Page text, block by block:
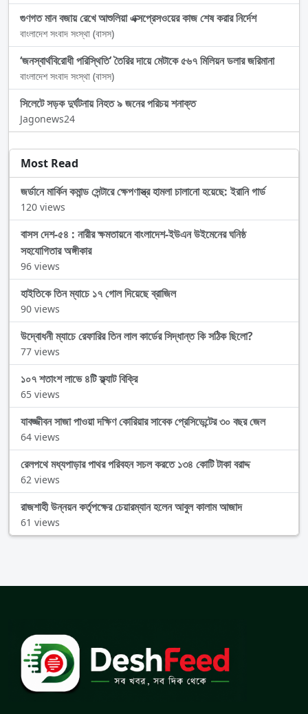
গুণগত মান বজায় রেখে আশুলিয়া এক্সপ্রেসওয়ের কাজ শেষ করার নির্দেশ
বাংলাদেশ সংবাদ সংস্থা (বাসস)
‘জনস্বার্থবিরোধী পরিস্থিতি’ তৈরির দায়ে মেটাকে ৫৬৭ মিলিয়ন ডলার জরিমানা
বাংলাদেশ সংবাদ সংস্থা (বাসস)
সিলেটে সড়ক দুর্ঘটনায় নিহত ৯ জনের পরিচয় শনাক্ত
Jagonews24
Most Read
জর্ডানে মার্কিন কমান্ড সেন্টারে ক্ষেপণাস্ত্র হামলা চালানো হয়েছে: ইরানি গার্ড
120 views
বাসস দেশ-৫৪ : নারীর ক্ষমতায়নে বাংলাদেশ-ইউএন উইমেনের ঘনিষ্ঠ
সহযোগিতার অঙ্গীকার
96 views
হাইতিকে তিন ম্যাচে ১৭ গোল দিয়েছে ব্রাজিল
90 views
উদ্বোধনী ম্যাচে রেফারির তিন লাল কার্ডের সিদ্ধান্ত কি সঠিক ছিলো?
77 views
১০৭ শতাংশ লাভে ৪টি ফ্ল্যাট বিক্রি
65 views
যাবজ্জীবন সাজা পাওয়া দক্ষিণ কোরিয়ার সাবেক প্রেসিডেন্টের ৩০ বছর জেল
64 views
রেলপথে মধ্যপাড়ার পাথর পরিবহন সচল করতে ১৩৪ কোটি টাকা বরাদ্দ
62 views
রাজশাহী উন্নয়ন কর্তৃপক্ষের চেয়ারম্যান হলেন আবুল কালাম আজাদ
61 views